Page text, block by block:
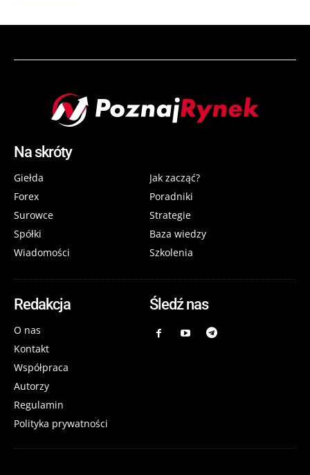
Na skróty
Giełda
Forex
Surowce
Spółki
Wiadomości
Jak zacząć?
Poradniki
Strategie
Baza wiedzy
Szkolenia
Redakcja
O nas
Kontakt
Współpraca
Autorzy
Regulamin
Polityka prywatności
Śledź nas